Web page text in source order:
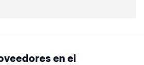
en el